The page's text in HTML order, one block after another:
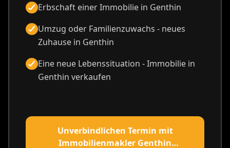
Erbschaft einer Immobilie in Genthin
Umzug oder Familienzuwachs - neues
Zuhause in Genthin
Eine neue Lebenssituation - Immobilie in
Genthin verkaufen
Unverbindlichen Termin mit
Immobilienmakler Genthin